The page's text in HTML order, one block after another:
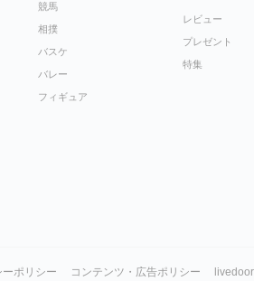
競馬
相撲
バスケ
バレー
フィギュア
レビュー
プレゼント
特集
ポリシー コンテンツ・広告ポリシー